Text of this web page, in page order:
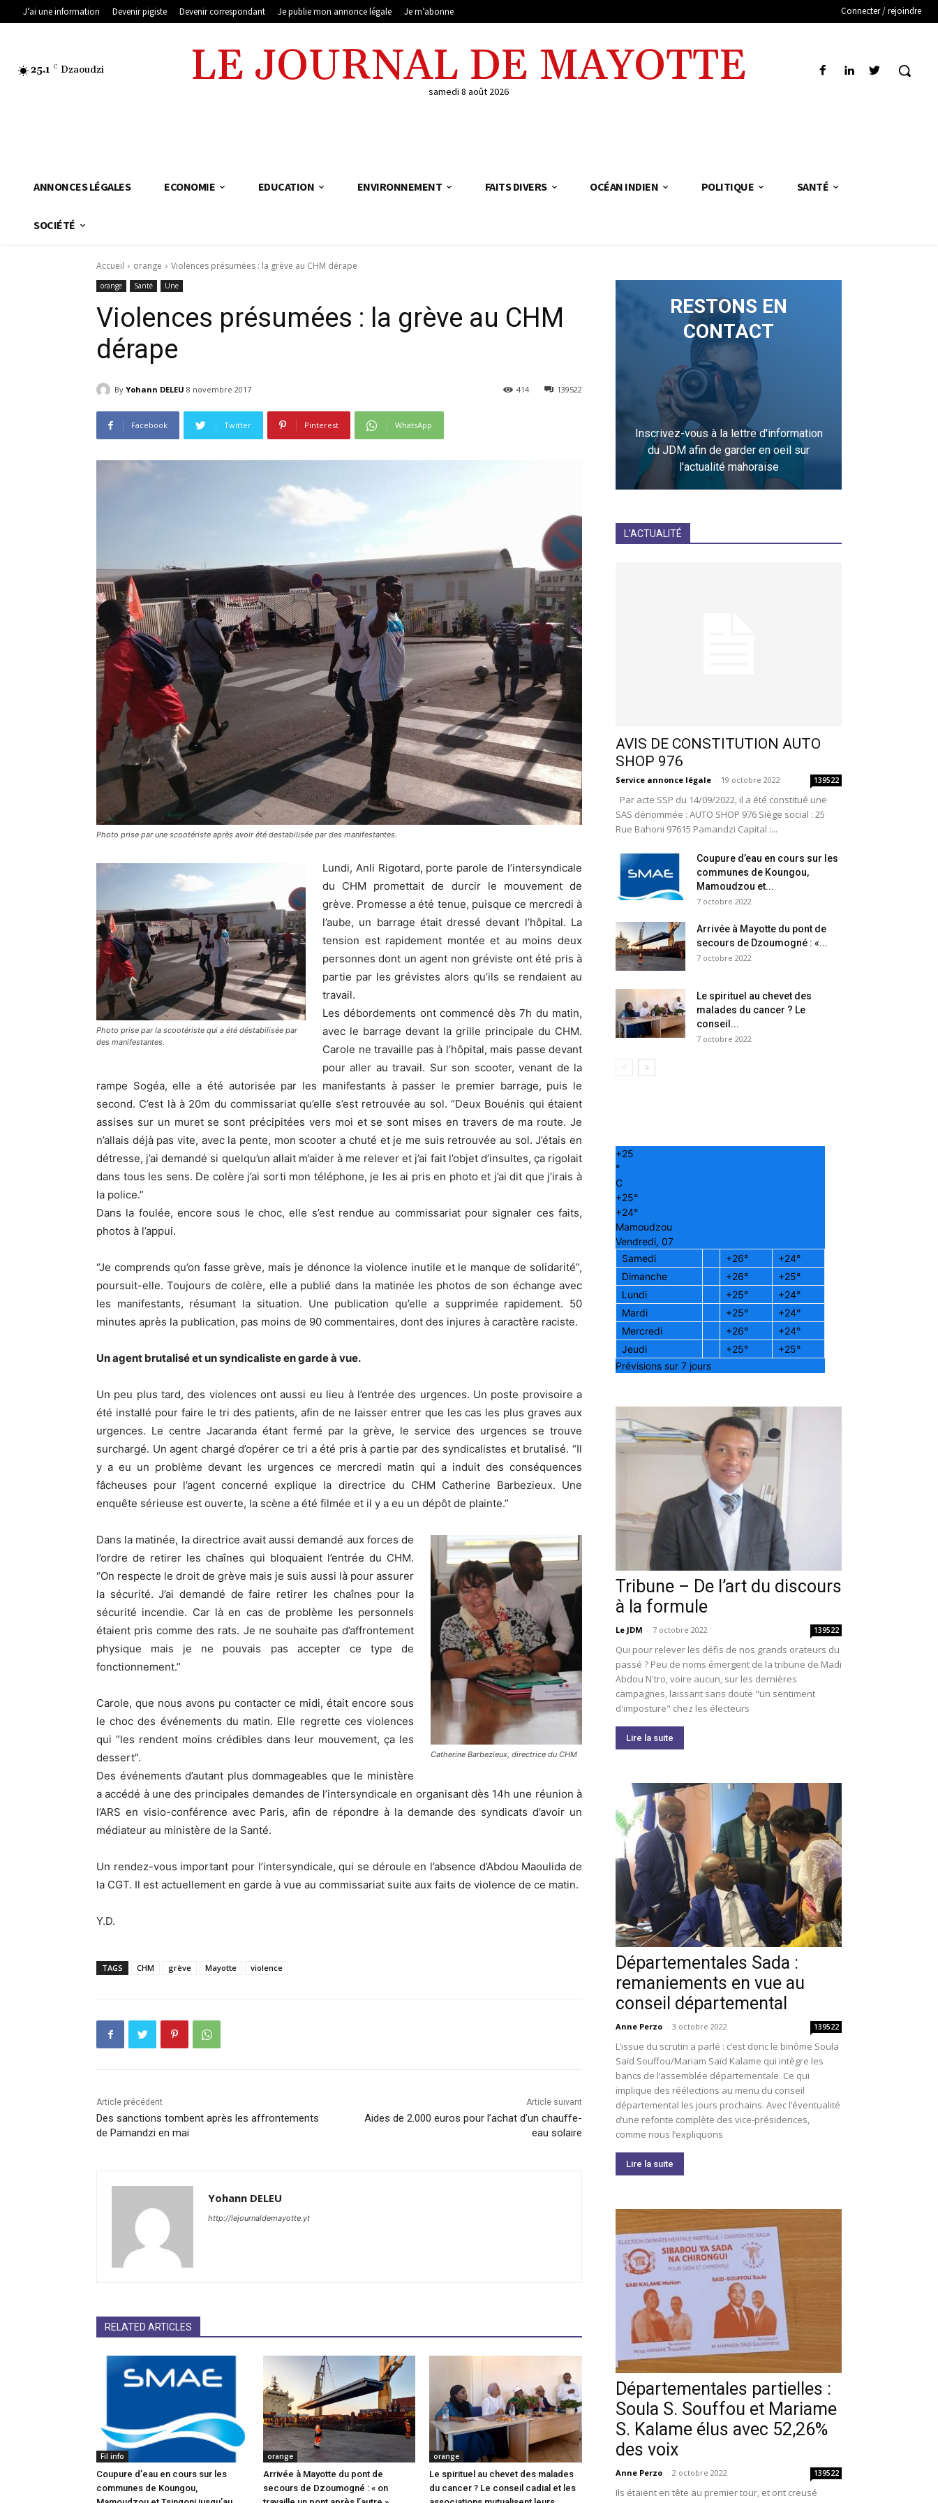
J’ai une information Devenir pigiste Devenir correspondant Je publie mon annonce légale Je m’abonne Connecter / rejoindre
25.1 C Dzaoudzi LE JOURNAL DE MAYOTTE
samedi 8 août 2026
ANNONCES LÉGALES ECONOMIE EDUCATION ENVIRONNEMENT FAITS DIVERS OCÉAN INDIEN POLITIQUE SANTÉ
SOCIÉTÉ
Accueil orange Violences présumées : la grève au CHM dérape
orange Santé Une
Violences présumées : la grève au CHM
dérape
By Yohann DELEU 8 novembre 2017 139522
414
Facebook Twitter Pinterest WhatsApp
Photo prise par une scootériste après avoir été destabilisée par des manifestantes.
Photo prise par la scootériste qui a été déstabilisée par
des manifestantes.
Lundi, Anli Rigotard, porte parole de l’intersyndicale
du CHM promettait de durcir le mouvement de
grève. Promesse a été tenue, puisque ce mercredi à
l’aube, un barrage était dressé devant l’hôpital. La
tension est rapidement montée et au moins deux
personnes dont un agent non gréviste ont été pris à
partie par les grévistes alors qu’ils se rendaient au
travail.
Les débordements ont commencé dès 7h du matin,
avec le barrage devant la grille principale du CHM.
Carole ne travaille pas à l’hôpital, mais passe devant
pour aller au travail. Sur son scooter, venant de la
rampe Sogéa, elle a été autorisée par les manifestants à passer le premier barrage, puis le
second. C’est là à 20m du commissariat qu’elle s’est retrouvée au sol. “Deux Bouénis qui étaient
assises sur un muret se sont précipitées vers moi et se sont mises en travers de ma route. Je
n’allais déjà pas vite, avec la pente, mon scooter a chuté et je me suis retrouvée au sol. J’étais en
détresse, j’ai demandé si quelqu’un allait m’aider à me relever et j’ai fait l’objet d’insultes, ça rigolait
dans tous les sens. De colère j’ai sorti mon téléphone, je les ai pris en photo et j’ai dit que j’irais à
la police.”
Dans la foulée, encore sous le choc, elle s’est rendue au commissariat pour signaler ces faits,
photos à l’appui.
“Je comprends qu’on fasse grève, mais je dénonce la violence inutile et le manque de solidarité”,
poursuit-elle. Toujours de colère, elle a publié dans la matinée les photos de son échange avec
les manifestants, résumant la situation. Une publication qu’elle a supprimée rapidement. 50
minutes après la publication, pas moins de 90 commentaires, dont des injures à caractère raciste.
Un agent brutalisé et un syndicaliste en garde à vue.
Un peu plus tard, des violences ont aussi eu lieu à l’entrée des urgences. Un poste provisoire a
été installé pour faire le tri des patients, afin de ne laisser entrer que les cas les plus graves aux
urgences. Le centre Jacaranda étant fermé par la grève, le service des urgences se trouve
surchargé. Un agent chargé d’opérer ce tri a été pris à partie par des syndicalistes et brutalisé. “Il
y a eu un problème devant les urgences ce mercredi matin qui a induit des conséquences
fâcheuses pour l’agent concerné explique la directrice du CHM Catherine Barbezieux. Une
enquête sérieuse est ouverte, la scène a été filmée et il y a eu un dépôt de plainte.”
Catherine Barbezieux, directrice du CHM
Dans la matinée, la directrice avait aussi demandé aux forces de
l’ordre de retirer les chaînes qui bloquaient l’entrée du CHM.
“On respecte le droit de grève mais je suis aussi là pour assurer
la sécurité. J’ai demandé de faire retirer les chaînes pour la
sécurité incendie. Car là en cas de problème les personnels
étaient pris comme des rats. Je ne souhaite pas d’affrontement
physique mais je ne pouvais pas accepter ce type de
fonctionnement.”
Carole, que nous avons pu contacter ce midi, était encore sous
le choc des événements du matin. Elle regrette ces violences
qui “les rendent moins crédibles dans leur mouvement, ça les
dessert”.
Des événements d’autant plus dommageables que le ministère
a accédé à une des principales demandes de l’intersyndicale en organisant dès 14h une réunion à
l’ARS en visio-conférence avec Paris, afin de répondre à la demande des syndicats d’avoir un
médiateur au ministère de la Santé.
Un rendez-vous important pour l’intersyndicale, qui se déroule en l’absence d’Abdou Maoulida de
la CGT. Il est actuellement en garde à vue au commissariat suite aux faits de violence de ce matin.
Y.D.
TAGS CHM grève Mayotte violence
Article précédent
Des sanctions tombent après les affrontements
de Pamandzi en mai
Article suivant
Aides de 2.000 euros pour l’achat d’un chauffe-
eau solaire
Yohann DELEU
http://lejournaldemayotte.yt
RELATED ARTICLES
Fil info
Coupure d’eau en cours sur les
communes de Koungou,
orange
Arrivée à Mayotte du pont de
secours de Dzoumogné : « on
orange
Le spirituel au chevet des malades
du cancer ? Le conseil cadial et les
RESTONS EN
CONTACT
Inscrivez-vous à la lettre d'information
du JDM afin de garder en oeil sur
l'actualité mahoraise
L'ACTUALITÉ
AVIS DE CONSTITUTION AUTO
SHOP 976
Service annonce légale - 19 octobre 2022 139522
Par acte SSP du 14/09/2022, il a été constitué une
SAS dénommée : AUTO SHOP 976 Siège social : 25
Rue Bahoni 97615 Pamandzi Capital :...
Coupure d’eau en cours sur les
communes de Koungou,
Mamoudzou et...
7 octobre 2022
Arrivée à Mayotte du pont de
secours de Dzoumogné : «...
7 octobre 2022
Le spirituel au chevet des
malades du cancer ? Le
conseil...
7 octobre 2022
+25
°
C
+25°
+24°
Mamoudzou
Vendredi, 07
Samedi
+26° +24°
Dimanche
+26° +25°
Lundi
+25° +24°
Mardi
+25° +24°
Mercredi
+26° +24°
Jeudi
+25° +25°
Prévisions sur 7 jours
Tribune – De l’art du discours
à la formule
Le JDM - 7 octobre 2022 139522
Qui pour relever les défis de nos grands orateurs du
passé ? Peu de noms émergent de la tribune de Madi
Abdou N'tro, voire aucun, sur les dernières
campagnes, laissant sans doute "un sentiment
d'imposture" chez les électeurs
Lire la suite
Départementales Sada :
remaniements en vue au
conseil départemental
Anne Perzo - 3 octobre 2022 139522
L’issue du scrutin a parlé : c’est donc le binôme Soula
Saïd Souffou/Mariam Saïd Kalame qui intègre les
bancs de l’assemblée départementale. Ce qui
implique des réélections au menu du conseil
départemental les jours prochains. Avec l’éventualité
d’une refonte complète des vice-présidences,
comme nous l’expliquons
Lire la suite
Départementales partielles :
Soula S. Souffou et Mariame
S. Kalame élus avec 52,26%
des voix
Anne Perzo - 2 octobre 2022 139522
Ils étaient en tête au premier tour, et ont creusé